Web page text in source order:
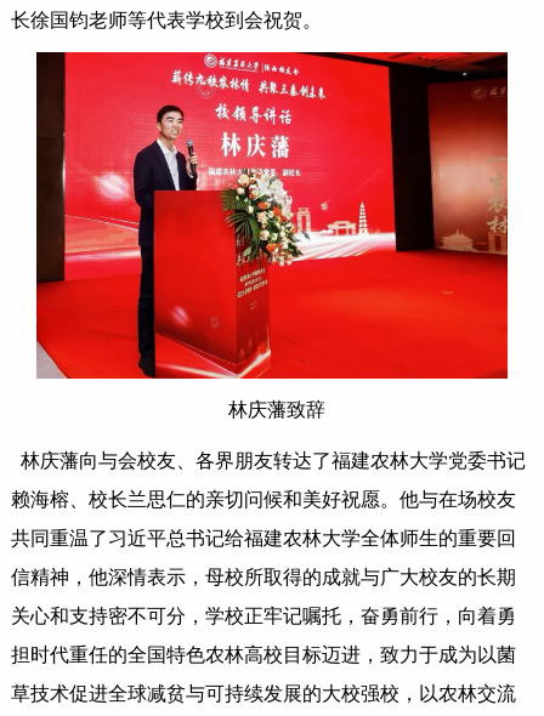
长徐国钧老师等代表学校到会祝贺。
林庆藩致辞
林庆藩向与会校友、各界朋友转达了福建农林大学党委书记
赖海榕、校长兰思仁的亲切问候和美好祝愿。他与在场校友
共同重温了习近平总书记给福建农林大学全体师生的重要回
信精神，他深情表示，母校所取得的成就与广大校友的长期
关心和支持密不可分，学校正牢记嘱托，奋勇前行，向着勇
担时代重任的全国特色农林高校目标迈进，致力于成为以菌
草技术促进全球减贫与可持续发展的大校强校，以农林交流